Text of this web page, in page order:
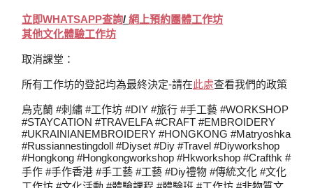
立即WHATSAPP查詢/網上預約團體工作坊
其他文化體驗工作坊
取消課堂：
所有工作坊的登記均為最終決定-請在此處查看我們的政策
烏克蘭 #刺繡 #工作坊 #DIY #旅行 #手工藝 #WORKSHOP
#STAYCATION #TRAVELFA #CRAFT #EMBROIDERY
#UKRAINIANEMBROIDERY #HONGKONG #Matryoshka
#Russiannestingdoll #diyset #diy #travel #diyworkshop
#hongkong #hongkongworkshop #hkworkshop #crafthk #
手作 #手作香港 #手工藝 #工藝 #diy禮物 #傳統文化 #文化